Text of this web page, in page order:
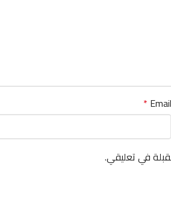
Email
*
في تعليقي.